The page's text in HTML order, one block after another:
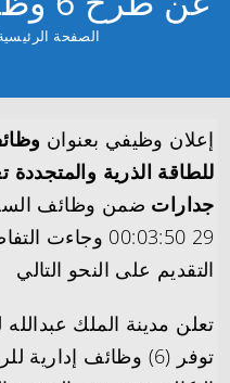
الصفحة
إعلان وظيفي بعنوان
جدارات
29 00:03:50
التقديم على النحو التالي
تعلن مدينة الملك
توفر (6) وظائف